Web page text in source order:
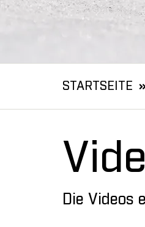
STARTSEITE
Die Videos